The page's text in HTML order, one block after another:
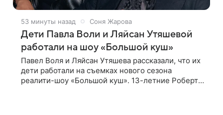
53 минуты назад Соня Жарова
Дети Павла Воли и Ляйсан Утяшевой
работали на шоу «Большой куш»
Павел Воля и Ляйсан Утяшева рассказали, что их
дети работали на съемках нового сезона
реалити-шоу «Большой куш». 13-летние Роберт